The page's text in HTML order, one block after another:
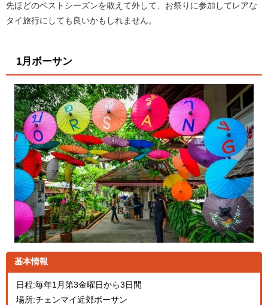
先ほどのベストシーズンを敢えて外して、お祭りに参加してレアな
タイ旅行にしても良いかもしれません。
1月ボーサン
基本情報
日程:毎年1月第3金曜日から3日間
場所:チェンマイ近郊ボーサン